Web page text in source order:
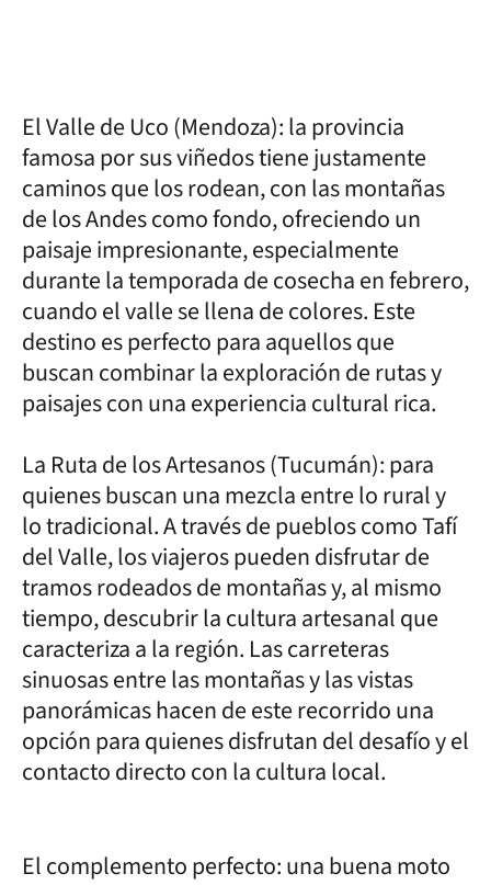
El Valle de Uco (Mendoza): la provincia
famosa por sus viñedos tiene justamente
caminos que los rodean, con las montañas
de los Andes como fondo, ofreciendo un
paisaje impresionante, especialmente
durante la temporada de cosecha en febrero,
cuando el valle se llena de colores. Este
destino es perfecto para aquellos que
buscan combinar la exploración de rutas y
paisajes con una experiencia cultural rica.
La Ruta de los Artesanos (Tucumán): para
quienes buscan una mezcla entre lo rural y
lo tradicional. A través de pueblos como Tafí
del Valle, los viajeros pueden disfrutar de
tramos rodeados de montañas y, al mismo
tiempo, descubrir la cultura artesanal que
caracteriza a la región. Las carreteras
sinuosas entre las montañas y las vistas
panorámicas hacen de este recorrido una
opción para quienes disfrutan del desafío y el
contacto directo con la cultura local.
El complemento perfecto: una buena moto